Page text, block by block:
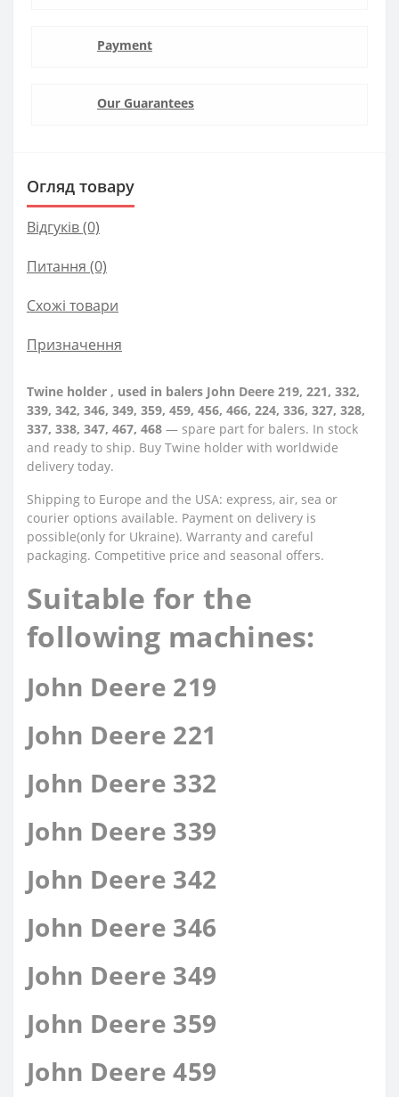
Payment
Our Guarantees
Огляд товару
Відгуків (0)
Питання (0)
Схожі товари
Призначення
Twine holder , used in balers John Deere 219, 221, 332,
339, 342, 346, 349, 359, 459, 456, 466, 224, 336, 327, 328,
337, 338, 347, 467, 468 — spare part for balers. In stock
and ready to ship. Buy Twine holder with worldwide
delivery today.
Shipping to Europe and the USA: express, air, sea or
courier options available. Payment on delivery is
possible(only for Ukraine). Warranty and careful
packaging. Competitive price and seasonal offers.
Suitable for the
following machines:
John Deere 219
John Deere 221
John Deere 332
John Deere 339
John Deere 342
John Deere 346
John Deere 349
John Deere 359
John Deere 459